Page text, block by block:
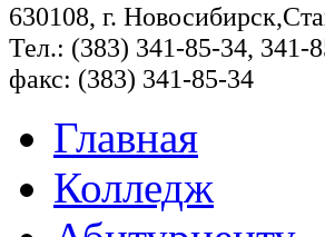
630108, г.
Тел.: (383) 341-85-34, 341-
факс: (383) 341-85-34
Главная
Колледж